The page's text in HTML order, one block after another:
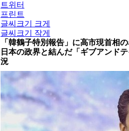
트위터
프린트
글씨크기 크게
글씨크기 작게
「韓鶴子特別報告」に高市現首相
日本の政界と結んだ「ギブアンド
況